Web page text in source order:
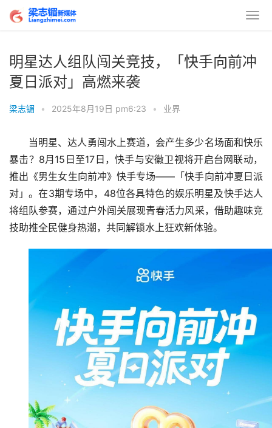
明星达人组队闯关竞技，「快手向前冲
夏日派对」高燃来袭
梁志镅 • 2025年8月19日 pm6:23 • 业界
当明星、达人勇闯水上赛道，会产生多少名场面和快乐
暴击？8月15日至17日，快手与安徽卫视将开启台网联动，
推出《男生女生向前冲》快手专场——「快手向前冲夏日派
对」。在3期专场中，48位各具特色的娱乐明星及快手达人
将组队参赛，通过户外闯关展现青春活力风采，借助趣味竞
技助推全民健身热潮，共同解锁水上狂欢新体验。